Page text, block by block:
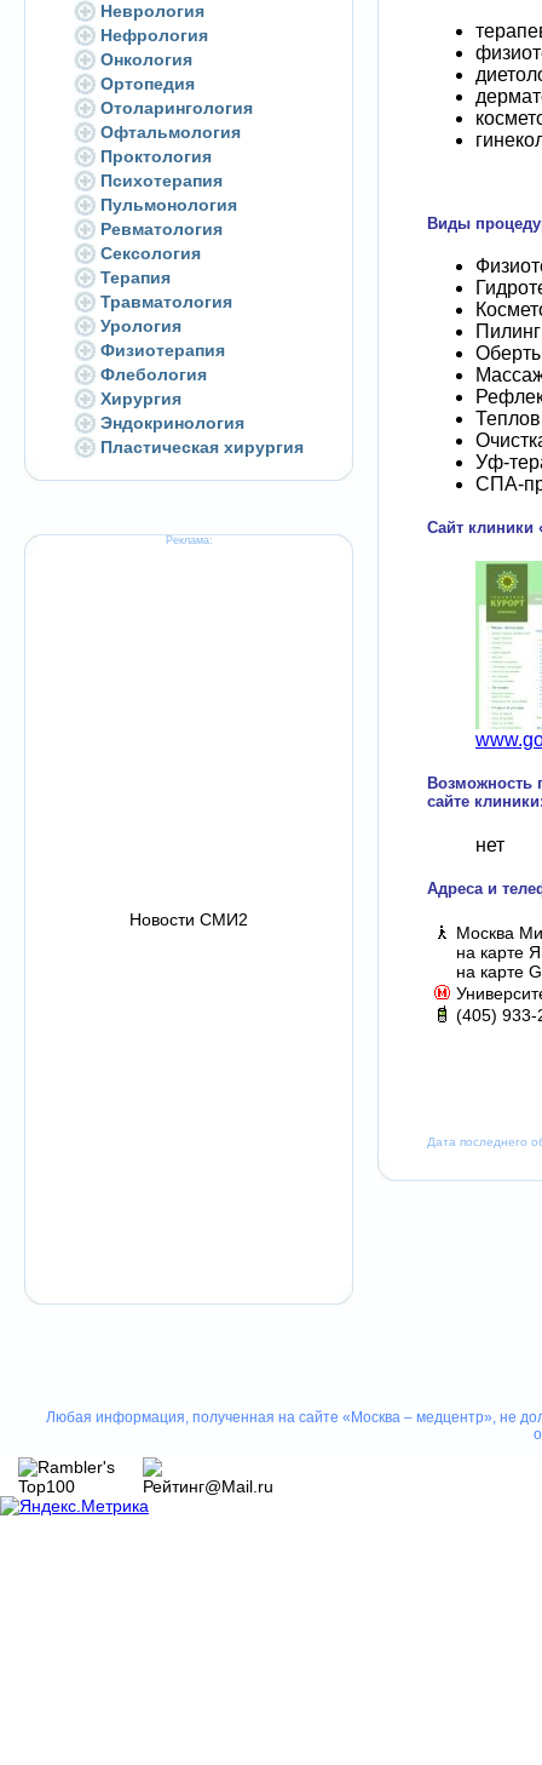
Неврология
Нефрология
Онкология
Ортопедия
Отоларингология
Офтальмология
Проктология
Психотерапия
Пульмонология
Ревматология
Сексология
Терапия
Травматология
Урология
Физиотерапия
Флебология
Хирургия
Эндокринология
Пластическая хирургия
Реклама:
Новости СМИ2
Виды
Пилинг
Уф-
СПА-
Сайт клиники
Возможность
сайте
нет
Адреса и
Москва
на карте
на карте
(405) 933-
Дата последнего
Любая информация, полученная на сайте «Москва – медцентр», не